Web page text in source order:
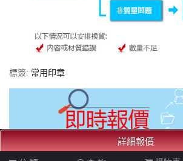
標簽: 常用印章
詳細報價